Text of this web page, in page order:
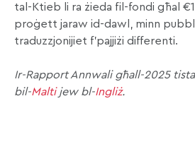
tal-Ktieb li ra żieda fil-fondi għal
proġett jaraw id-dawl, minn
traduzzjonijiet f’pajjiżi differenti.
Ir-Rapport Annwali għall-2025
bil-Maltijew bl-Ingliż.